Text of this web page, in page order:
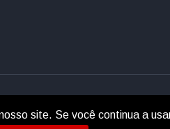
site. Se você continua a